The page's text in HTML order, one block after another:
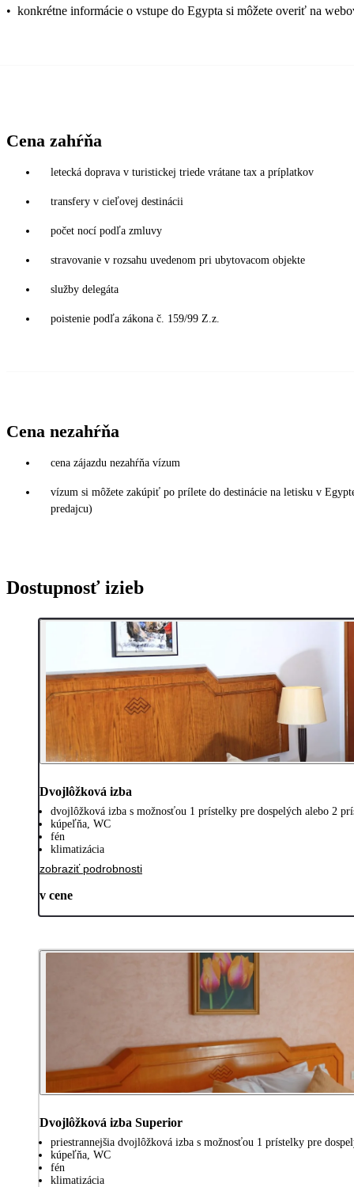
• konkrétne informácie o vstupe do Egypta si môžete overiť na
Cena zahŕňa
letecká doprava v turistickej triede vrátane tax a príplatkov
transfery v cieľovej destinácii
počet nocí podľa zmluvy
stravovanie v rozsahu uvedenom pri ubytovacom objekte
služby delegáta
poistenie podľa zákona č. 159/99 Z.z.
Cena nezahŕňa
cena zájazdu nezahŕňa vízum
vízum si môžete zakúpiť po prílete do destinácie na letisku v
predajcu)
Dostupnosť izieb
Dvojlôžková izba
dvojlôžková izba s možnosťou 1 prístelky pre dospelých alebo 2
kúpeľňa, WC
fén
klimatizácia
zobraziť podrobnosti
v cene
Dvojlôžková izba Superior
priestrannejšia dvojlôžková izba s možnosťou 1 prístelky pre
kúpeľňa, WC
fén
klimatizácia